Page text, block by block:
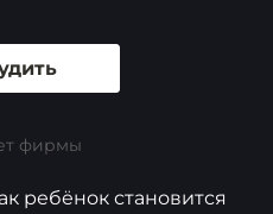
фирмы
ребёнок становится